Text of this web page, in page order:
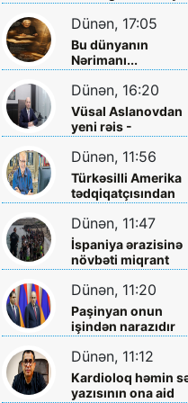
planlaşdırırlar
Dünən, 17:05
Bu dünyanın
Nərimanı...
Dünən, 16:20
Vüsal Aslanovdan
yeni rəis -
Təyinatları
Dünən, 11:56
Türkəsilli Amerika
tədqiqatçısından
Talebinə -
Vardanyanla bağlı
çağırış
Dünən, 11:47
İspaniya ərazisinə
növbəti miqrant
axını gözlənilir?
Dünən, 11:20
Paşinyan onun
işindən narazıdır
Dünən, 11:12
Kardioloq həmin
yazısının ona aid